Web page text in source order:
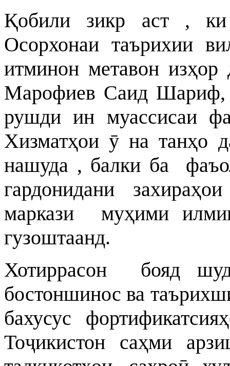
Қобили зикр аст ,
Осорхонаи таърихии
итминон метавон
Марофиев Саид Шариф,
рушди ин муассисаи
Хизматҳои ӯ на танҳо
нашуда , балки ба
гардонидани
маркази муҳими
гузоштаанд.
Хотиррасон бояд
бостоншинос ва
бахусус
Тоҷикистон саҳми